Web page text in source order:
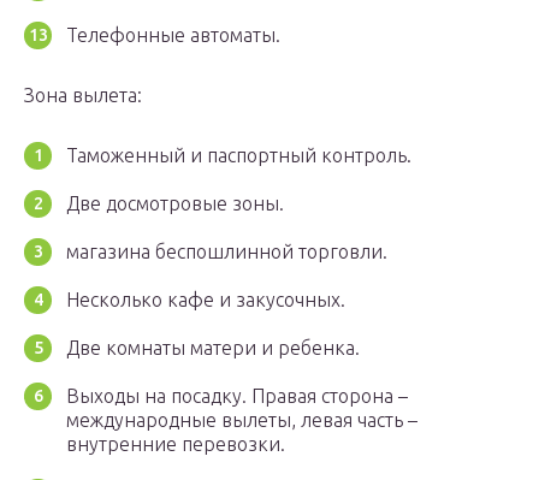
Телефонные автоматы.
Зона вылета:
Таможенный и паспортный контроль.
Две досмотровые зоны.
магазина беспошлинной торговли.
Несколько кафе и закусочных.
Две комнаты матери и ребенка.
Выходы на посадку. Правая сторона –
международные вылеты, левая часть –
внутренние перевозки.